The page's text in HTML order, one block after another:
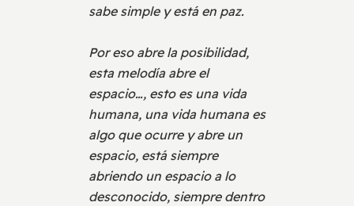
sabe simple y está en paz.
Por eso abre la posibilidad,
esta melodía abre el
espacio…, esto es una vida
humana, una vida humana es
algo que ocurre y abre un
espacio, está siempre
abriendo un espacio a lo
desconocido, siempre dentro